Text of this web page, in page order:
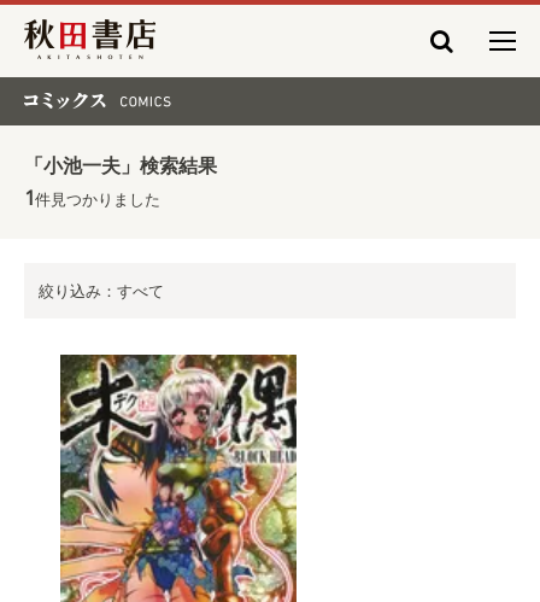
秋田書店
「小池一夫」検索結果
1件見つかりました
絞り込み：すべて